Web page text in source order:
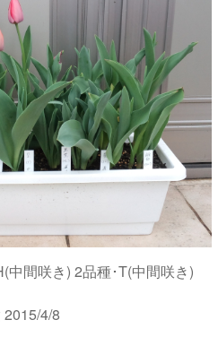
中間咲き) 2品種･T(中間咲き)
4/8